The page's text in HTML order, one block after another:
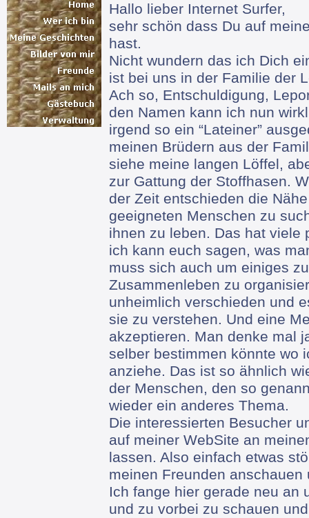
Hallo lieber Internet Surfer,
sehr schön dass Du auf
hast.
Nicht wundern das ich Dich
ist bei uns in der Familie der
Ach so, Entschuldigung,
den Namen kann ich nun
irgend so ein “Lateiner”
meinen Brüdern aus der
siehe meine langen Löffel,
zur Gattung der Stoffhasen.
der Zeit entschieden die
geeigneten Menschen zu
ihnen zu leben. Das hat viele
ich kann euch sagen, was
muss sich auch um einiges
Zusammenleben zu
unheimlich verschieden und
sie zu verstehen. Und eine
akzeptieren. Man denke mal
selber bestimmen könnte wo
anziehe. Das ist so ähnlich
der Menschen, den so
wieder ein anderes Thema.
Die interessierten Besucher
auf meiner WebSite an
lassen. Also einfach etwas
meinen Freunden anschauen
Ich fange hier gerade neu an
und zu vorbei zu schauen